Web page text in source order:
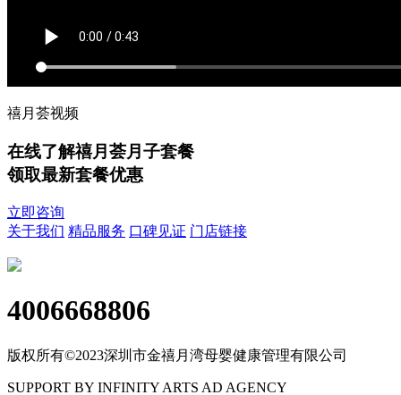
禧月荟视频
在线了解禧月荟月子套餐
领取最新套餐优惠
立即咨询
关于我们 精品服务 口碑见证 门店链接
4006668806
版权所有©2023深圳市金禧月湾母婴健康管理有限公司
SUPPORT BY INFINITY ARTS AD AGENCY